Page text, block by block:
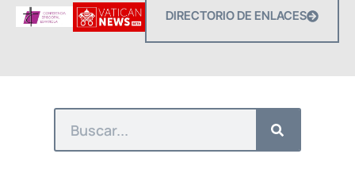
DIRECTORIO DE ENLACES